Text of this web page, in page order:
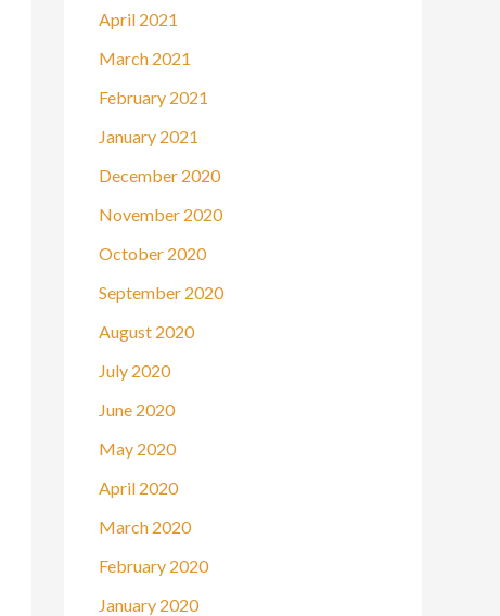
April 2021
March 2021
February 2021
January 2021
December 2020
November 2020
October 2020
September 2020
August 2020
July 2020
June 2020
May 2020
April 2020
March 2020
February 2020
January 2020